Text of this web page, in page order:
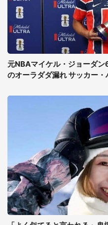
元NBAマイケル・ジョーダ
のオーラダダ漏れ サッカー